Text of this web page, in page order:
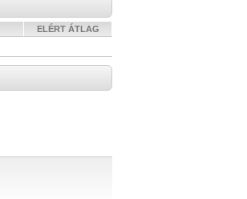
ELÉRT ÁTLAG